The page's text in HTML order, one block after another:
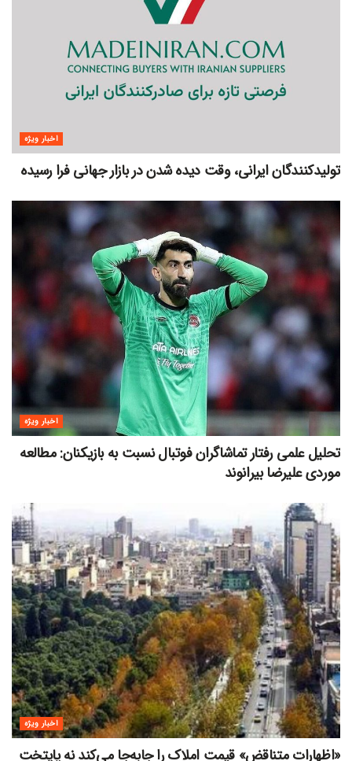
اخبار ویژه
تولیدکنندگان ایرانی، وقت دیده شدن در بازار جهانی فرا رسیده
اخبار ویژه
تحلیل علمی رفتار تماشاگران فوتبال نسبت به بازیکنان: مطالعه
موردی علیرضا بیرانوند
اخبار ویژه
«اظهارات متناقض» قیمت‌ املاک را جابه‌جا می‌کند نه پایتخت